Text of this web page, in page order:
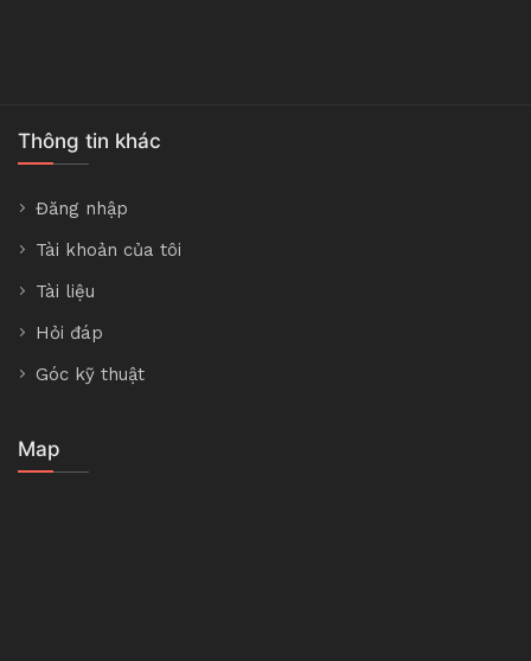
Thông tin khác
Đăng nhập
Tài khoản của tôi
Tài liệu
Hỏi đáp
Góc kỹ thuật
Map